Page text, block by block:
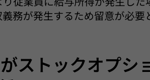
務が発生するため留意が必要
ストックオプシ